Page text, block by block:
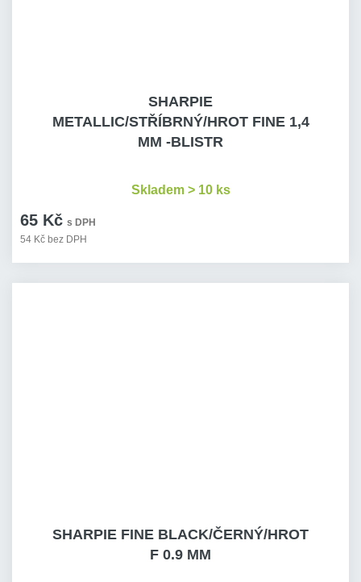
SHARPIE
METALLIC/STŘÍBRNÝ/HROT FINE 1,4
MM -BLISTR
65 Kč s DPH
54 Kč bez DPH
Skladem > 10 ks
SHARPIE FINE BLACK/ČERNÝ/HROT
F 0.9 MM